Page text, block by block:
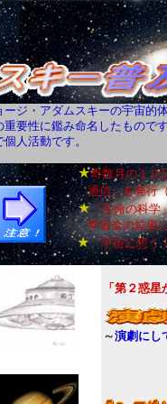
「第２惑星
～演劇にし
ジ・アダムスキーの宇宙的
要性に鑑み命名したものです
人活動です。
★奇数月の１０
通信」を発行
★「生命の科学
学習会の結果に
★「宇宙に想う